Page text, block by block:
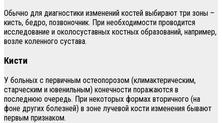
Обычно для диагностики изменений костей выбирают три зоны –
кисть, бедро, позвоночник. При необходимости проводится
исследование и околосуставных костных образований, например,
возле коленного сустава.
Кисти
У больных с первичным остеопорозом (климактерическим,
старческим и ювенильным) конечности поражаются в
последнюю очередь. При некоторых формах вторичного (на
фоне других болезней) в зоне лучевой кости изменения бывают
первым признаком.